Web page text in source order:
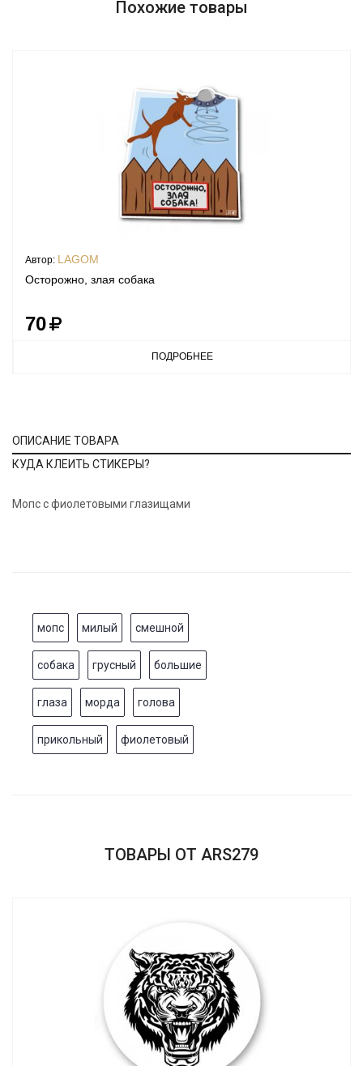
Похожие товары
Автор: LAGOM
Осторожно, злая собака
70
ПОДРОБНЕЕ
ОПИСАНИЕ ТОВАРА
КУДА КЛЕИТЬ СТИКЕРЫ?
Мопс с фиолетовыми глазищами
мопс милый смешной
собака грусный большие
глаза морда голова
прикольный фиолетовый
ТОВАРЫ ОТ ARS279